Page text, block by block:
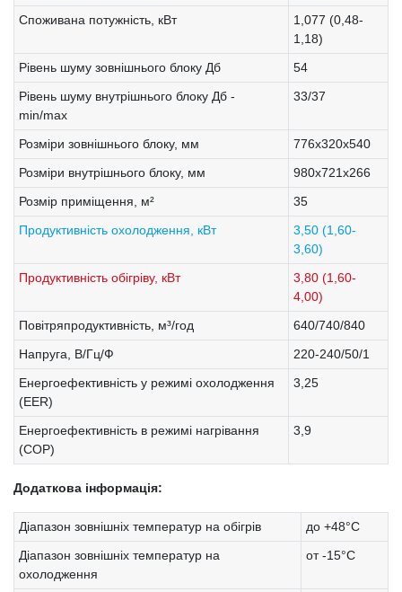
Споживана потужність, кВт
1,077 (0,48-
1,18)
Рівень шуму зовнішнього блоку Дб
54
Рівень шуму внутрішнього блоку Дб -
min/max
33/37
Розміри зовнішнього блоку, мм
776х320х540
Розміри внутрішнього блоку, мм
980х721х266
Розмір приміщення, м²
35
Продуктивність охолодження, кВт
3,50 (1,60-
3,60)
Продуктивність обігріву, кВт
3,80 (1,60-
4,00)
Повітряпродуктивність, м³/год
640/740/840
Напруга, В/Гц/Ф
220-240/50/1
Енергоефективність у режимі охолодження
(EER)
3,25
Енергоефективність в режимі нагрівання
(COP)
3,9
Додаткова інформація:
Діапазон зовнішніх температур на обігрів
до +48°C
Діапазон зовнішніх температур на
охолодження
от -15°C